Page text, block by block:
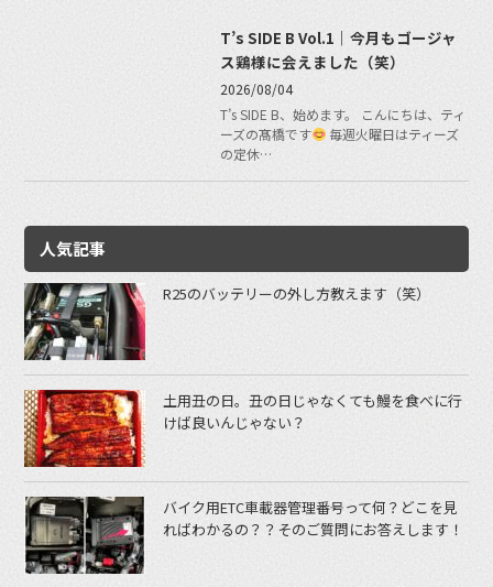
T’s SIDE B Vol.1｜今月もゴージャ
ス鶏様に会えました（笑）
2026/08/04
T’s SIDE B、始めます。 こんにちは、ティ
ーズの髙橋です
毎週火曜日はティーズ
の定休…
人気記事
R25のバッテリーの外し方教えます（笑）
土用丑の日。丑の日じゃなくても鰻を食べに行
けば良いんじゃない？
バイク用ETC車載器管理番号って何？どこを見
ればわかるの？？そのご質問にお答えします！